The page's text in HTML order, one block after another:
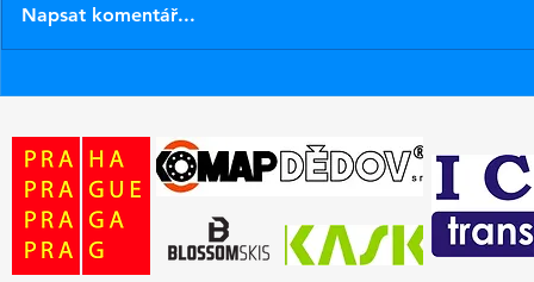
Nové pásky na lyže ZR Zítra
Napsat komentář...